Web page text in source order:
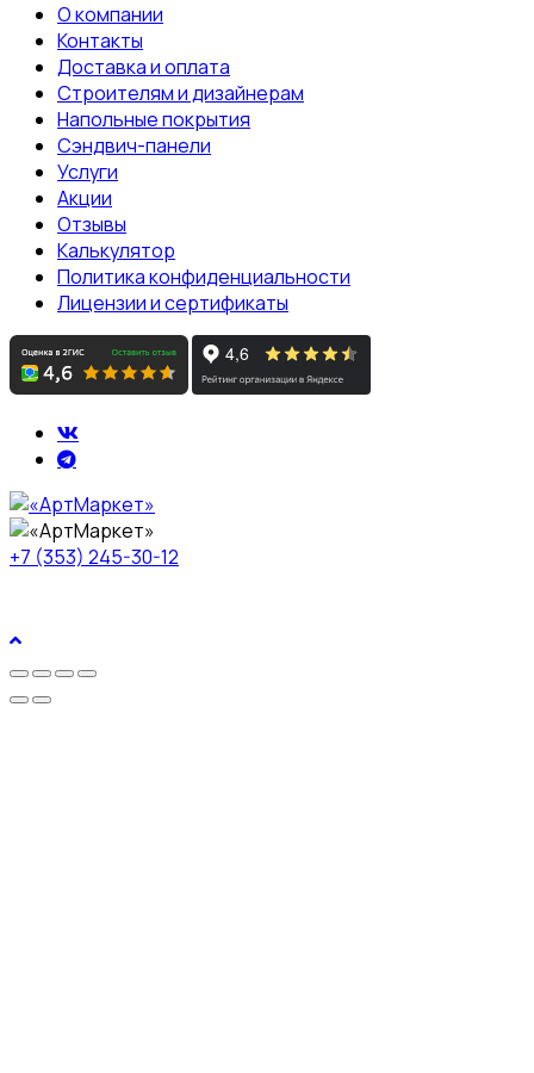
О компании
Контакты
Доставка и оплата
Строителям и дизайнерам
Напольные покрытия
Сэндвич-панели
Услуги
Акции
Отзывы
Калькулятор
Политика конфиденциальности
Лицензии и сертификаты
+7 (353) 245-30-12